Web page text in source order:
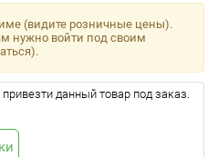
(видите розничные цены).
нужно войти под своим
данный товар под заказ.